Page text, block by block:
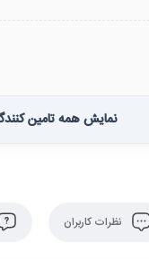
نمایش همه تامین
نظرات کاربران